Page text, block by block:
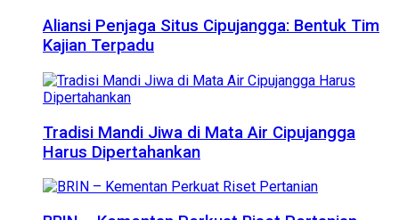
Aliansi Penjaga Situs Cipujangga: Bentuk Tim
Kajian Terpadu
Tradisi Mandi Jiwa di Mata Air Cipujangga
Harus Dipertahankan